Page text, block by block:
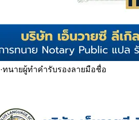
·ทนายผู้ทำคำรับรองลายมือชื่อ